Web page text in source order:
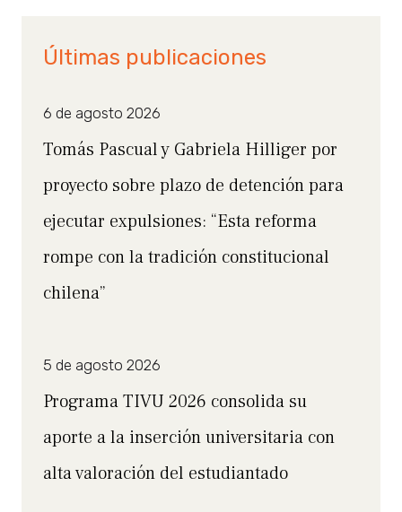
Últimas publicaciones
6 de agosto 2026
Tomás Pascual y Gabriela Hilliger por
proyecto sobre plazo de detención para
ejecutar expulsiones: “Esta reforma
rompe con la tradición constitucional
chilena”
5 de agosto 2026
Programa TIVU 2026 consolida su
aporte a la inserción universitaria con
alta valoración del estudiantado